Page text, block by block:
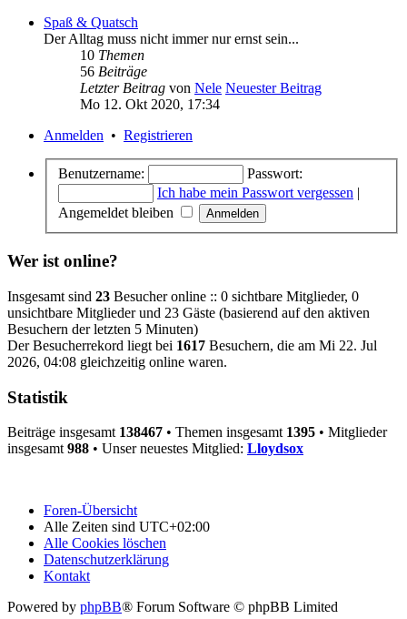
Spaß & Quatsch
Der Alltag muss nicht immer nur ernst sein...
10 Themen
56 Beiträge
Letzter Beitrag von Nele Neuester Beitrag
Mo 12. Okt 2020, 17:34
Anmelden • Registrieren
Benutzername:
Passwort:
Ich habe mein Passwort vergessen |
Angemeldet bleiben
Wer ist online?
Insgesamt sind 23 Besucher online :: 0 sichtbare Mitglieder, 0
unsichtbare Mitglieder und 23 Gäste (basierend auf den aktiven
Besuchern der letzten 5 Minuten)
Der Besucherrekord liegt bei 1617 Besuchern, die am Mi 22. Jul
2026, 04:08 gleichzeitig online waren.
Statistik
Beiträge insgesamt 138467 • Themen insgesamt 1395 • Mitglieder
insgesamt 988 • Unser neuestes Mitglied: Lloydsox
Foren-Übersicht
Alle Zeiten sind UTC+02:00
Alle Cookies löschen
Datenschutzerklärung
Kontakt
Powered by phpBB® Forum Software © phpBB Limited